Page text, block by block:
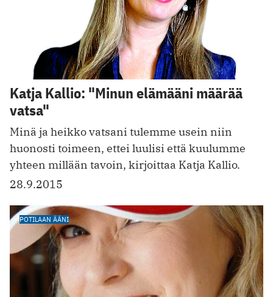
Katja Kallio: "Minun elämääni määrää
vatsa"
Minä ja heikko vatsani tulemme usein niin
huonosti toimeen, ettei luulisi että kuulumme
yhteen millään tavoin, kirjoittaa Katja Kallio.
28.9.2015
POTILAAN ÄÄNI